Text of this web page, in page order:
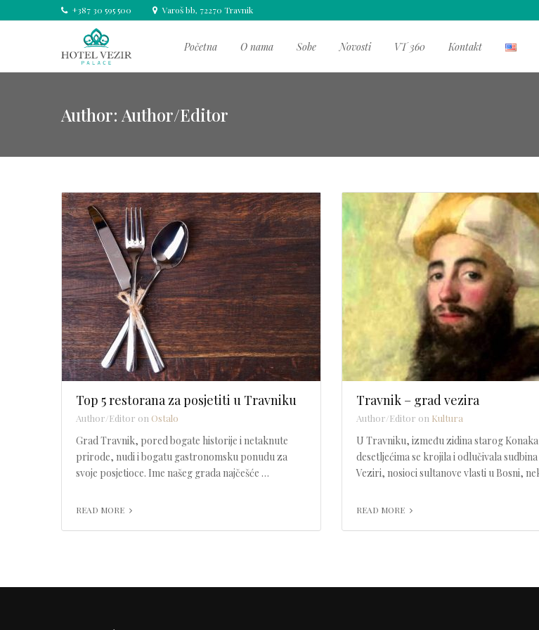
+387 30 595 500 Varoš bb, 72270 Travnik
Početna O nama Sobe Novosti VT 360 Kontakt
Author: Author/Editor
Top 5 restorana za posjetiti u Travniku
Author/Editor on Ostalo
Grad Travnik, pored bogate historije i netaknute
prirode, nudi i bogatu gastronomsku ponudu za
svoje posjetioce. Ime našeg grada najčešće …
READ MORE
Travnik – grad vezira
Author/Editor on Kultura
U Travniku, između zidina starog
desetljećima se krojila i odlučivala sudbina
Veziri, nosioci sultanove vlasti u Bosni,
READ MORE